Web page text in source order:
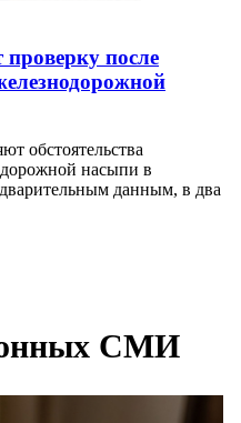
после
обстоятельства
насыпи в
данным, в два